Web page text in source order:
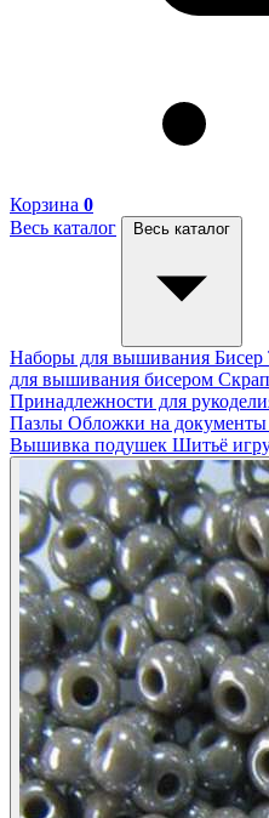
Корзина 0
Весь каталог
Весь каталог
Наборы для вышивания Бисер
для вышивания бисером
Принадлежности для
Пазлы Обложки на документы
Вышивка подушек Шитьё